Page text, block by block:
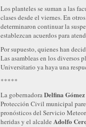
Los planteles se suman a las
clases desde el viernes. En
determinaron continuar la
establezcan acuerdos para
Por supuesto, quienes han
Las asambleas en los diversos
Universitario ya haya una
*****
La gobernadoraDelfina Gómez
Protección Civil municipal
pronósticos del Servicio
heridas y el alcalde Adolfo